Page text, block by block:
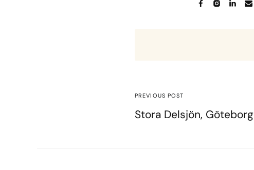
PREVIOUS POST
Stora Delsjön, Göteborg